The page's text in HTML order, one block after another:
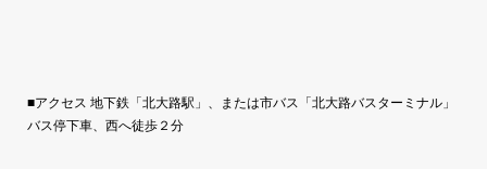
■アクセス 地下鉄「北大路駅」、または市バス「北大路バスターミナル」
バス停下車、西へ徒歩２分